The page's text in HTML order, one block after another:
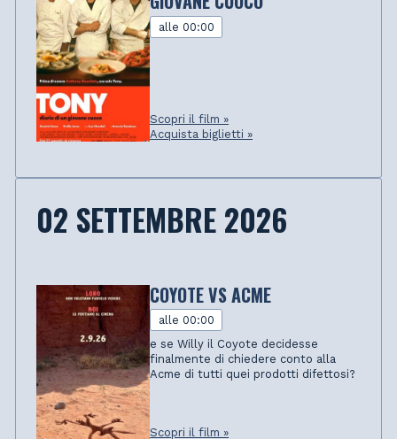
alle 00:00
Scopri il film »
Acquista biglietti »
02 SETTEMBRE 2026
COYOTE VS ACME
alle 00:00
e se Willy il Coyote decidesse
finalmente di chiedere conto alla
Acme di tutti quei prodotti difettosi?
Scopri il film »